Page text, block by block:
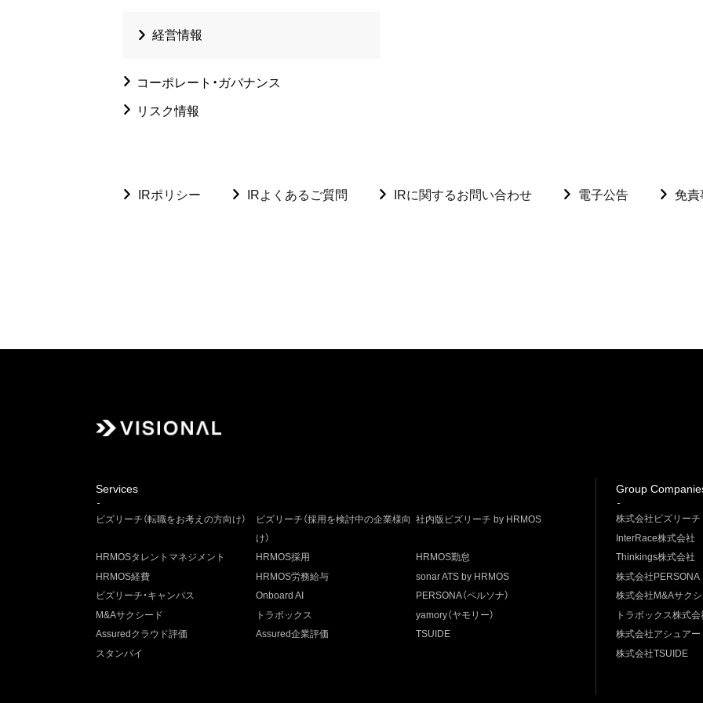
経営情報
コーポレート・ガバナンス
リスク情報
IRポリシー IRよくあるご質問 IRに関するお問い合わせ 電子公告 免責
Services
ビズリーチ（転職をお考えの方向け）
ビズリーチ（採用を検討中の企業様向
け）
社内版ビズリーチ by HRMOS
HRMOSタレントマネジメント HRMOS採用
HRMOS勤怠
HRMOS経費
HRMOS労務給与
sonar ATS by HRMOS
ビズリーチ・キャンパス
Onboard AI
PERSONA（ペルソナ）
M&Aサクシード
トラボックス
yamory（ヤモリー）
Assuredクラウド評価
Assured企業評価
TSUIDE
スタンバイ
Group
株式会社ビズリーチ
InterRace株式会社
Thinkings株式会社
株式会社PERSONA
株式会社M&Aサク
トラボックス株式会
株式会社アシュアー
株式会社TSUIDE